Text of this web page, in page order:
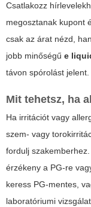
Csatlakozz
megosztanak kupont
csak az árat nézd,
jobb minőségű e
távon spórolást jelent.
Mit tehetsz, ha
Ha irritációt vagy
szem- vagy
fordulj
érzékeny a PG-re
keress PG-mentes,
laboratóriumi